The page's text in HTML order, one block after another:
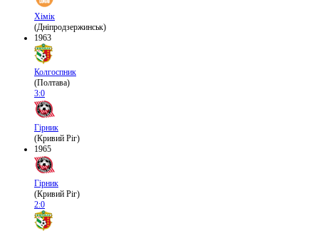
Хімік
(Дніпродзержинськ)
1963
Колгоспник
(Полтава)
3:0
Гірник
(Кривий Ріг)
1965
Гірник
(Кривий Ріг)
2:0